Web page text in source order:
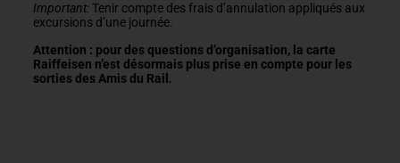
Important:Tenir compte des frais d’annulation appliqués aux
excursions d’une journée.
Attention : pour des questions d’organisation, la carte
Raiffeisen n’est désormais plus prise en compte pour les
sorties des Amis du Rail .